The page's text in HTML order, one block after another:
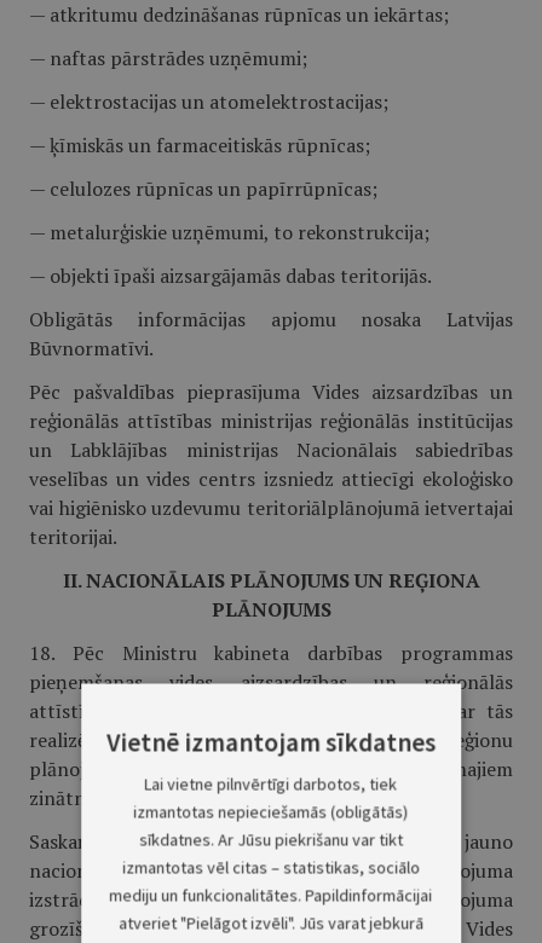
— atkritumu dedzināšanas rūpnīcas un iekārtas;
— naftas pārstrādes uzņēmumi;
— elektrostacijas un atomelektrostacijas;
— ķīmiskās un farmaceitiskās rūpnīcas;
— celulozes rūpnīcas un papīrrūpnīcas;
— metalurģiskie uzņēmumi, to rekonstrukcija;
— objekti īpaši aizsargājamās dabas teritorijās.
Obligātās informācijas apjomu nosaka Latvijas
Būvnormatīvi.
Pēc pašvaldības pieprasījuma Vides aizsardzības un
reģionālās attīstības ministrijas reģionālās institūcijas
un Labklājības ministrijas Nacionālais sabiedrības
veselības un vides centrs izsniedz attiecīgi ekoloģisko
vai higiēnisko uzdevumu teritoriālplānojumā ietvertajai
teritorijai.
II. NACIONĀLAIS PLĀNOJUMS UN REĢIONA
PLĀNOJUMS
18. Pēc Ministru kabineta darbības programmas
pieņemšanas vides aizsardzības un reģionālās
attīstības ministrs ziņo Ministru kabinetam par tās
realizēšanai vajadzīgo nacionālo plānojumu un reģionu
plānojumiem, to izstrādāšanai nepieciešamajiem
zinātniskajiem pētījumiem un finansu līdzekļiem.
Saskaņā ar Ministru kabineta lēmumu par jauno
nacionālā plānojuma vai reģiona plānojuma
izstrādāšanu vai līdzšinējā teritoriālplānojuma
grozīšanu, kā arī par tā finansēšanas kārtību Vides
Vietnē izmantojam sīkdatnes
Lai vietne pilnvērtīgi darbotos, tiek
izmantotas nepieciešamās (obligātās)
sīkdatnes. Ar Jūsu piekrišanu var tikt
izmantotas vēl citas – statistikas, sociālo
mediju un funkcionalitātes. Papildinformācijai
atveriet "Pielāgot izvēli". Jūs varat jebkurā